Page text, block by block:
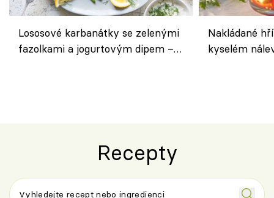
Lososové karbanátky se zelenými
fazolkami a jogurtovým dipem –
Nakládané
kyselém
Recepty